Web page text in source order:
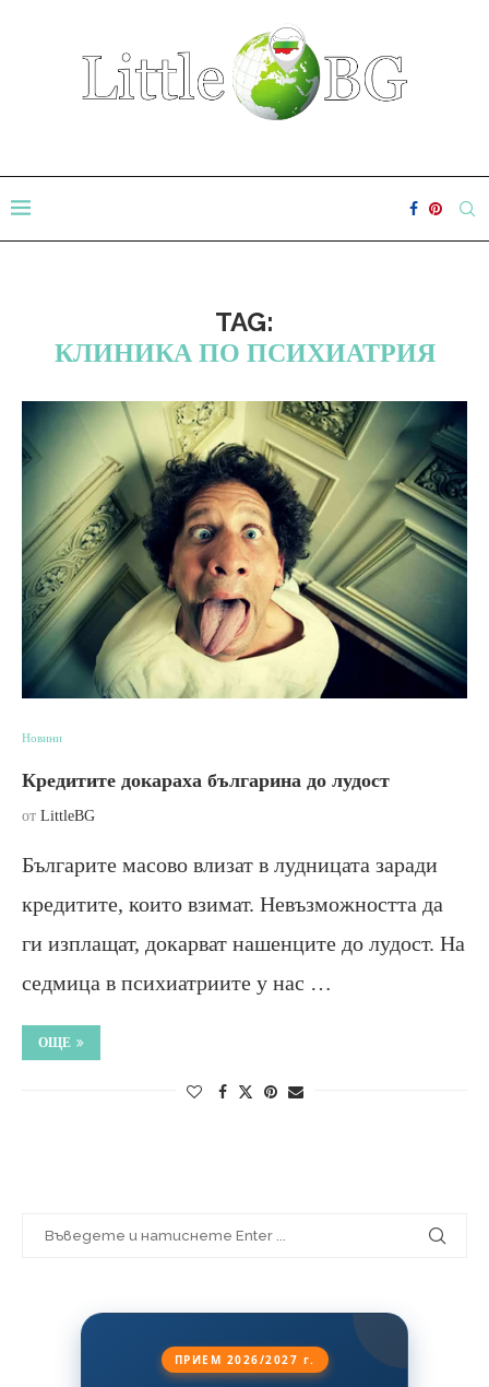
TAG:
КЛИНИКА ПО ПСИХИАТРИЯ
Новини
Кредитите докараха българина до лудост
от LittleBG
Българите масово влизат в лудницата заради
кредитите, които взимат. Невъзможността да
ги изплащат, докарват нашенците до лудост. На
седмица в психиатриите у нас …
ОЩЕ
ПРИЕМ 2026/2027 г.